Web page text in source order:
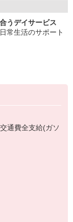
うデイサービス
常生活のサポート
OK！
安心◎
きます♪
気軽にご応募くだ
通費全支給(ガソ